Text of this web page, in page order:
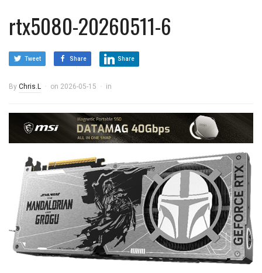
rtx5080-20260511-6
Tweet Share Share
By Chris.L on 2026-05-15 in